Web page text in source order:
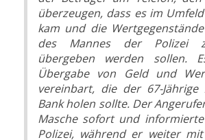
überzeugen, dass es im
kam und die
des Mannes der Polizei
übergeben werden sollen.
Übergabe von Geld und
vereinbart, die der 67-
Bank holen sollte. Der
Masche sofort und
Polizei, während er weiter